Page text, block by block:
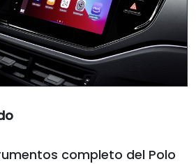
completo del Polo